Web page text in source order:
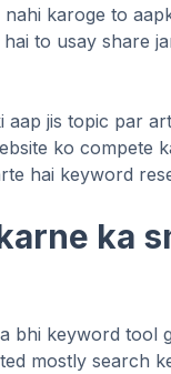
karoge to
to usay share
jis topic par
ko compete
hai keyword
ka
bhi keyword tool
mostly search